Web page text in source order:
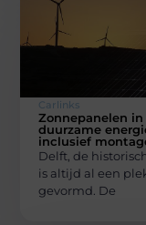
Carlinks
Zonnepanelen
duurzame
inclusief
Delft, de
is altijd al een
gevormd. De